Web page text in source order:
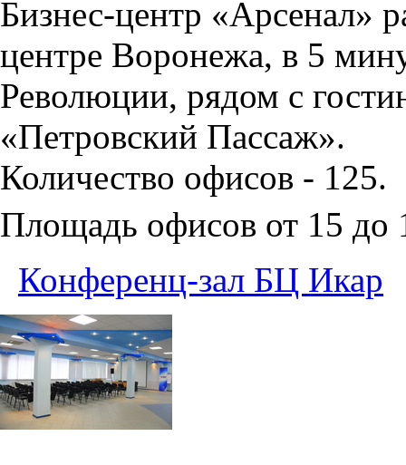
Бизнес-центр «Арсенал»
центре Воронежа, в 5
Революции, рядом с
«Петровский Пассаж».
Количество офисов - 125.
Площадь офисов от 15 до
Конференц-зал БЦ Икар